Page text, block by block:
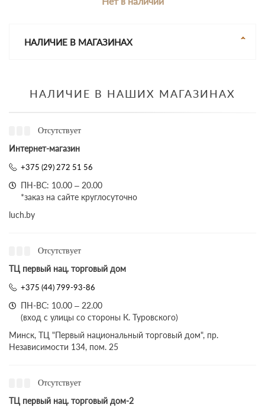
НАЛИЧИЕ В МАГАЗИНАХ
НАЛИЧИЕ В НАШИХ МАГАЗИНАХ
Отсутствует
Интернет-магазин
+375 (29) 272 51 56
ПН-ВС: 10.00 – 20.00
*заказ на сайте круглосуточно
luch.by
Отсутствует
ТЦ первый нац. торговый дом
+375 (44) 799-93-86
ПН-ВС: 10.00 – 22.00
(вход с улицы со стороны К. Туровского)
Минск, ТЦ "Первый национальный торговый дом", пр.
Независимости 134, пом. 25
Отсутствует
ТЦ первый нац. торговый дом-2